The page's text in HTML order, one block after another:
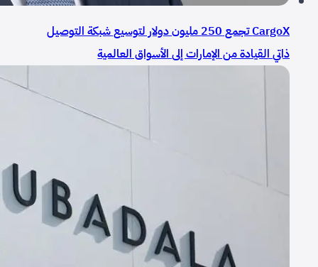
CargoX تجمع 250 مليون دولار لتوسيع شبكة التوصيل
ذاتي القيادة من الإمارات إلى الأسواق العالمية